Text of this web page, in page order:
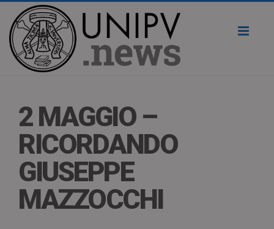
2 MAGGIO –
RICORDANDO
GIUSEPPE
MAZZOCCHI